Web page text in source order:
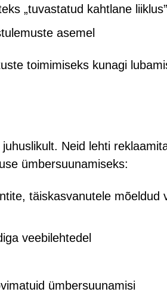
„tuvastatud kahtlane
asemel
toimimiseks kunagi
Neid lehti
ümbersuunamiseks:
täiskasvanutele mõeldud
veebilehtedel
ümbersuunamisi